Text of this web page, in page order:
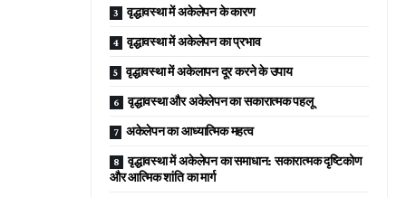
वृद्धावस्था में अकेलेपन के कारण
वृद्धावस्था में अकेलेपन का प्रभाव
वृद्धावस्था में अकेलापन दूर करने के उपाय
वृद्धावस्था और अकेलेपन का सकारात्मक पहलू
अकेलेपन का आध्यात्मिक महत्व
वृद्धावस्था में अकेलेपन का समाधान: सकारात्मक दृष्टिकोण
और आत्मिक शांति का मार्ग